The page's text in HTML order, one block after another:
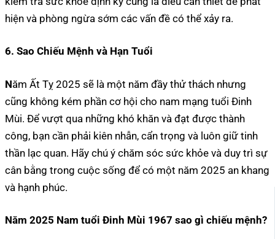
hiện và phòng ngừa sớm các vấn đề có thể xảy ra.
6. Sao Chiếu Mệnh và Hạn Tuổi
Năm Ất Tỵ 2025 sẽ là một năm đầy thử thách nhưng
cũng không kém phần cơ hội cho nam mạng tuổi Đinh
Mùi. Để vượt qua những khó khăn và đạt được thành
công, bạn cần phải kiên nhẫn, cẩn trọng và luôn giữ tinh
thần lạc quan. Hãy chú ý chăm sóc sức khỏe và duy trì sự
cân bằng trong cuộc sống để có một năm 2025 an khang
và hạnh phúc.
Năm 2025 Nam tuổi Đinh Mùi 1967 sao gì chiếu mệnh?